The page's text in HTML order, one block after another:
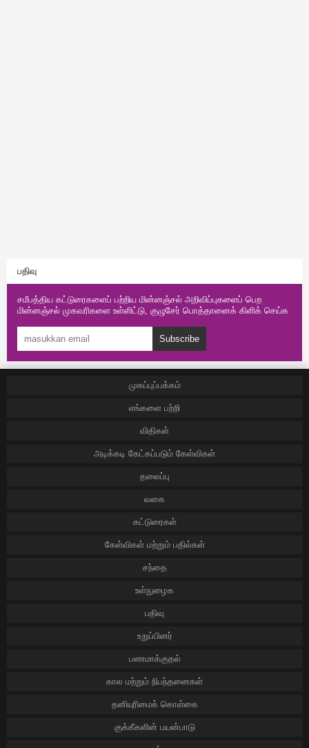
பதிவு
சமீபத்திய கட்டுரைகளைப் பற்றிய மின்னஞ்சல் அறிவிப்புகளைப் பெற
மின்னஞ்சல் முகவரிகளை உள்ளிட்டு, குழுசேர் பொத்தானைக் கிளிக் செய்க
Subscribe
முகப்புப்பக்கம்
எங்களை பற்றி
விதிகள்
அடிக்கடி கேட்கப்படும் கேள்விகள்
தலைப்பு
வகை
கட்டுரைகள்
கேள்விகள் மற்றும் பதில்கள்
சந்தை
உள்நுழைக
பதிவு
உறுப்பினர்
பணமாக்குதல்
கால மற்றும் நிபந்தனைகள்
தனியுரிமைக் கொள்கை
குக்கீகளின் பயன்பாடு